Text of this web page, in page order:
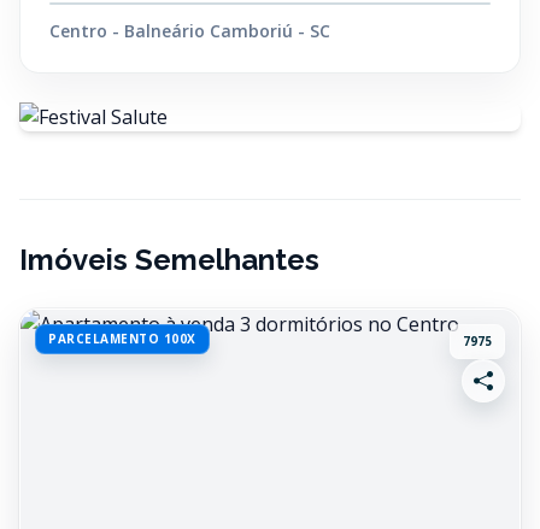
Centro - Balneário Camboriú - SC
Imóveis Semelhantes
PARCELAMENTO 100X 7975